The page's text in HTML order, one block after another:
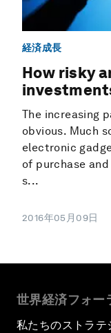
経済成長
How risky
The increasing
obvious. Much
electronic
of purchase
s...
2016年05月09日
世界経済フォー
私たちのストラテ